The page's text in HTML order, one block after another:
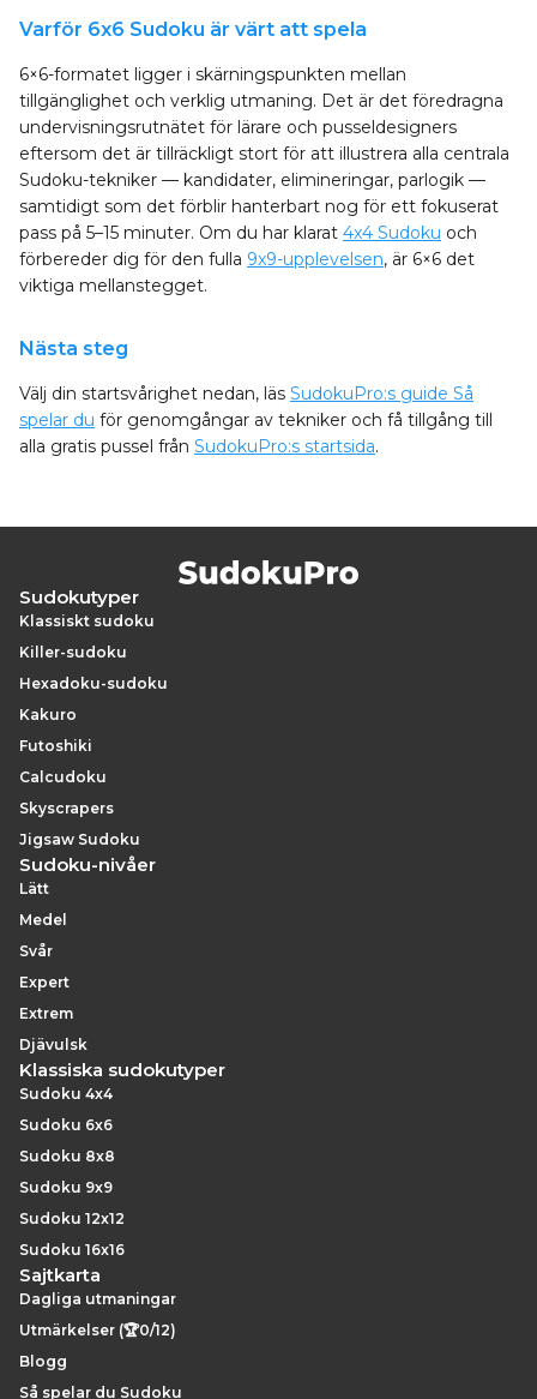
Varför 6x6 Sudoku är värt att spela
6×6-formatet ligger i skärningspunkten mellan
tillgänglighet och verklig utmaning. Det är det föredragna
undervisningsrutnätet för lärare och pusseldesigners
eftersom det är tillräckligt stort för att illustrera alla centrala
Sudoku-tekniker — kandidater, elimineringar, parlogik —
samtidigt som det förblir hanterbart nog för ett fokuserat
pass på 5–15 minuter. Om du har klarat 4x4 Sudoku och
förbereder dig för den fulla 9x9-upplevelsen, är 6×6 det
viktiga mellanstegget.
Nästa steg
Välj din startsvårighet nedan, läs SudokuPro:s guide Så
spelar du för genomgångar av tekniker och få tillgång till
alla gratis pussel från SudokuPro:s startsida.
Sudokutyper
Klassiskt sudoku
Killer-sudoku
Hexadoku-sudoku
Kakuro
Futoshiki
Calcudoku
Skyscrapers
Jigsaw Sudoku
Sudoku-nivåer
Lätt
Medel
Svår
Expert
Extrem
Djävulsk
Klassiska sudokutyper
Sudoku 4x4
Sudoku 6x6
Sudoku 8x8
Sudoku 9x9
Sudoku 12x12
Sudoku 16x16
Sajtkarta
Dagliga utmaningar
Utmärkelser (🏆0/12)
Blogg
Så spelar du Sudoku